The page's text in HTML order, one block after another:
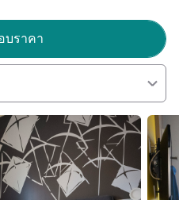
welcomes you! You can
a stylish and modern
spot for guests wanting to
บราคา
ดูราย